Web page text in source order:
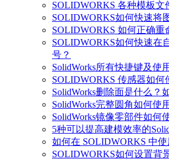
SOLIDWORKS 各种模板文
SOLIDWORKS如何快速将
SOLIDWORKS 如何正确重
SOLIDWORKS如何快速在
号？
SolidWorks所有快捷键及使
SOLIDWORKS 传感器如何
SolidWorks删除面是什么？
SolidWorks完整圆角如何使
SolidWorks镜像零部件如何
5种可以提高建模效率的
如何在 SOLIDWORKS 中
SOLIDWORKS如何设置背